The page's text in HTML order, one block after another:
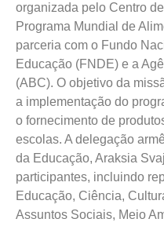
organizada pelo Centro
Programa Mundial de
parceria com o Fundo
Educação (FNDE) e a
(ABC). O objetivo da
a implementação do
o fornecimento de
escolas. A delegação
da Educação, Araksia
participantes, incluindo
Educação, Ciência,
Assuntos Sociais, Meio